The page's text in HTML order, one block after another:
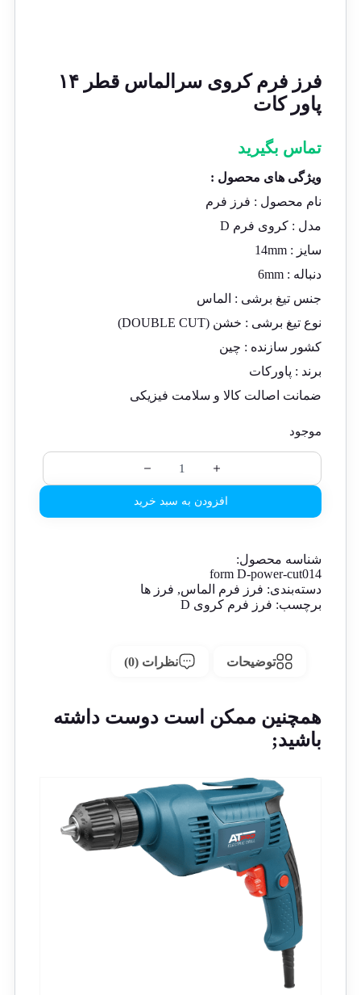
فرز فرم کروی سرالماس قطر ۱۴
پاور کات
تماس بگیرید
ویژگی های محصول :
نام محصول : فرز فرم
مدل : کروی فرم D
سایز : 14 mm
دنباله : 6mm
جنس تیغ برشی : الماس
نوع تیغ برشی : خشن (DOUBLE CUT)
کشور سازنده : چین
برند : پاورکات
ضمانت اصالت کالا و سلامت فیزیکی
موجود
افزودن به سبد خرید
شناسه محصول:
form D-power-cut014
دسته‌بندی: فرز فرم الماس, فرز ها
برچسب: فرز فرم کروی D
توضیحات نظرات (0)
همچنین ممکن است دوست داشته
باشید;